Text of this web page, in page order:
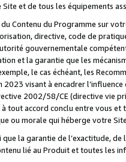
et de tous les équipements
Contenu du Programme sur
directive, code de
gouvernementale
et la garantie que les
le cas échéant, les
visant à encadrer
2002/58/CE (directive vie
à tout accord conclu entre vous
ou morale qui héberge votre
la garantie de l’exactitude,
lié au Produit et toutes les